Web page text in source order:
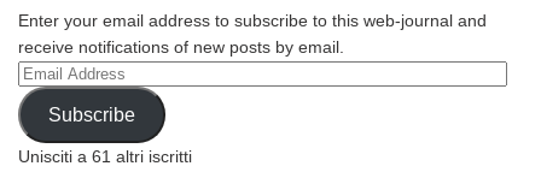
Enter your email address to subscribe to this web-journal and
receive notifications of new posts by email.
Email
Address
Subscribe
Unisciti a 61 altri iscritti